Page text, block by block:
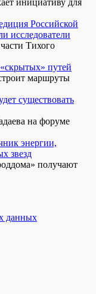
инициативу для
Российской
исследователи
Тихого
путей
маршруты
существовать
на форуме
энергии,
звезд
получают
данных